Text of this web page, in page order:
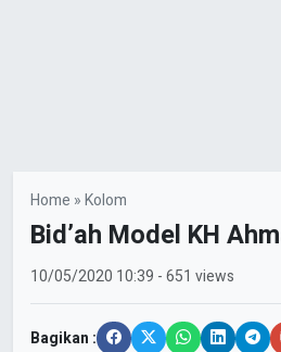
Home »Kolom
Bid’ah Model KH
10/05/2020 10:39 - 651 views
Bagikan :